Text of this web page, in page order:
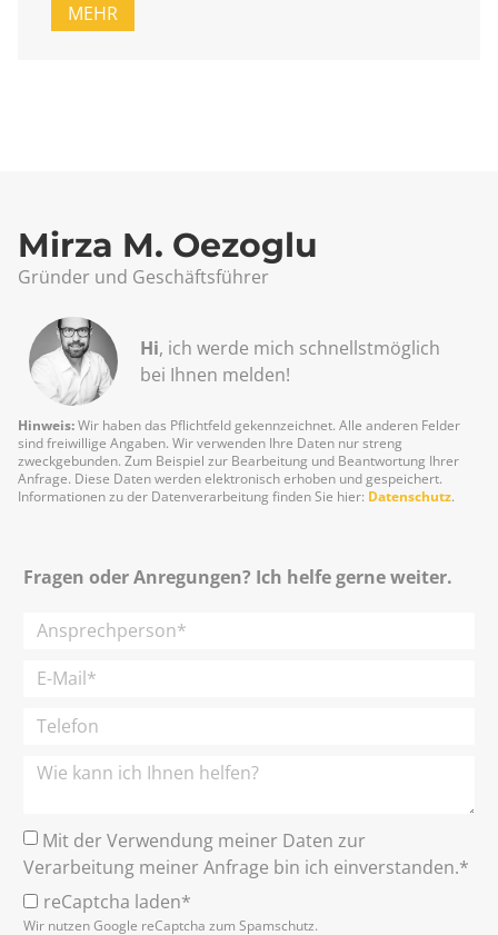
MEHR
Mirza M. Oezoglu
Gründer und Geschäftsführer
Hi, ich werde mich schnellst­möglich
bei Ihnen melden!
Hinweis:Wir haben das Pflichtfeld gekennzeichnet. Alle anderen Felder
sind freiwillige Angaben. Wir verwenden Ihre Daten nur streng
zweckgebunden. Zum Beispiel zur Bearbeitung und Beantwortung Ihrer
Anfrage. Diese Daten werden elektronisch erhoben und gespeichert.
Informationen zu der Datenverarbeitung finden Sie hier: Datenschutz.
Fragen oder Anregungen? Ich helfe gerne weiter.
Mit der Verwendung meiner Daten zur
Verarbeitung meiner Anfrage bin ich einverstanden.*
reCaptcha laden*
Wir nutzen Google reCaptcha zum Spamschutz.